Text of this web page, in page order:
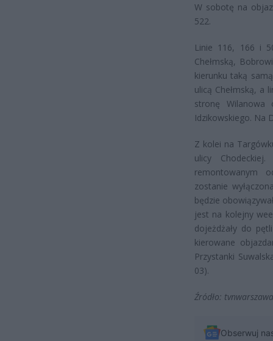
W sobotę na
522.
Linie 116, 166 i
Chełmską,
kierunku taką
ulicą Chełmską, a
stronę Wilanowa
Idzikowskiego. Na
Z kolei na
ulicy
remontowanym
zostanie
będzie
jest na kolejny
dojeżdżały do
kierowane
Przystanki
03).
Źródło:
Obserwuj